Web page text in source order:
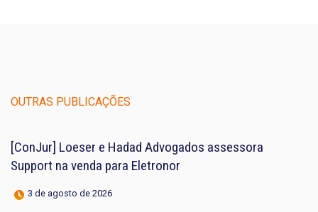
OUTRAS PUBLICAÇÕES
[ConJur] Loeser e Hadad Advogados assessora
Support na venda para Eletronor
3 de agosto de 2026